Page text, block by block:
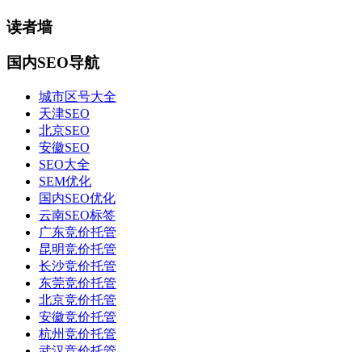
读者墙
国内SEO导航
城市区号大全
天津SEO
北京SEO
安徽SEO
SEO大全
SEM优化
国内SEO优化
云南SEO标签
广东竞价托管
昆明竞价托管
长沙竞价托管
东莞竞价托管
北京竞价托管
安徽竞价托管
杭州竞价托管